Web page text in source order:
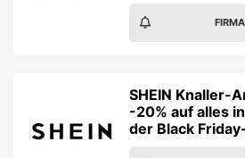
SHEIN Knaller-
-20% auf alles
der Black